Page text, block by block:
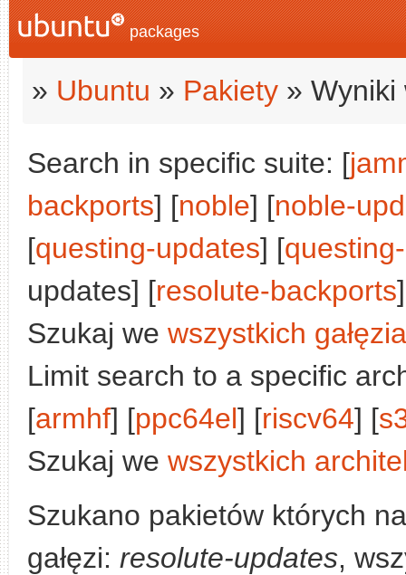
packages
» Ubuntu » Pakiety » Wyniki
Search in specific suite: [
backports] [noble] [noble-
[questing-updates] [
updates] [resolute-backports
Szukaj we wszystkich
Limit search to a specific
[armhf] [ppc64el] [riscv64] [
Szukaj we wszystkich
Szukano pakietów których
gałęzi: resolute-updates,